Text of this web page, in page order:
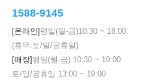
1588-9145
[온라인] 평일(월-금)10:30 ~ 18:00
(휴무:토/일/공휴일)
[매장] 평일(월-금) 10:30 ~ 19:00
토/일/공휴일 13:00 ~ 19:00